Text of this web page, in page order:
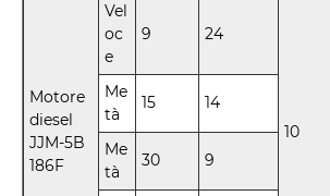
Motore
diesel
JJM-5B
186F
Vel
oc
e
9 24
10
Me
tà
15 14
Me
tà
30 9